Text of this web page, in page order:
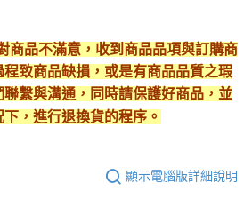
商品不滿意，收到商品品項與訂購商
致商品缺損，或是有商品品質之瑕
繫與溝通，同時請保護好商品，並
，進行退換貨的程序。
顯示電腦版詳細說明